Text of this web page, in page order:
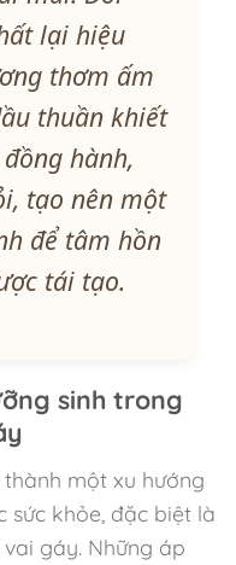
lại hiệu
thơm ấm
thuần khiết
hành,
tạo nên một
để tâm hồn
tái tạo.
sinh trong
một xu hướng
sức khỏe, đặc biệt là
gáy. Những áp